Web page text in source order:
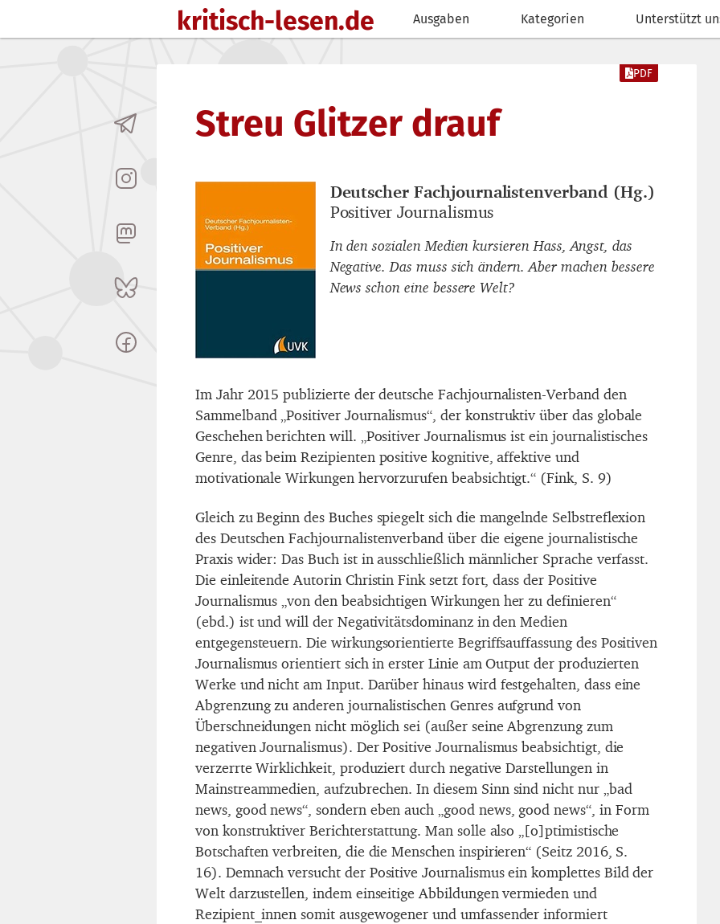
kritisch-lesen.de Ausgaben Kategorien Unterstützt
Streu Glitzer drauf
PDF
Buchautor_innen
Deutscher Fachjournalistenverband (Hg.)
Buchtitel
Positiver Journalismus
In den sozialen Medien kursieren Hass, Angst, das
Negative. Das muss sich ändern. Aber machen bessere
News schon eine bessere Welt?
Im Jahr 2015 publizierte der deutsche Fachjournalisten-Verband den
Sammelband „Positiver Journalismus“, der konstruktiv über das globale
Geschehen berichten will. „Positiver Journalismus ist ein journalistisches
Genre, das beim Rezipienten positive kognitive, affektive und
motivationale Wirkungen hervorzurufen beabsichtigt.“ (Fink, S. 9)
Gleich zu Beginn des Buches spiegelt sich die mangelnde Selbstreflexion
des Deutschen Fachjournalistenverband über die eigene journalistische
Praxis wider: Das Buch ist in ausschließlich männlicher Sprache verfasst.
Die einleitende Autorin Christin Fink setzt fort, dass der Positive
Journalismus „von den beabsichtigen Wirkungen her zu definieren“
(ebd.) ist und will der Negativitätsdominanz in den Medien
entgegensteuern. Die wirkungsorientierte Begriffsauffassung des Positiven
Journalismus orientiert sich in erster Linie am Output der produzierten
Werke und nicht am Input. Darüber hinaus wird festgehalten, dass eine
Abgrenzung zu anderen journalistischen Genres aufgrund von
Überschneidungen nicht möglich sei (außer seine Abgrenzung zum
negativen Journalismus). Der Positive Journalismus beabsichtigt, die
verzerrte Wirklichkeit, produziert durch negative Darstellungen in
Mainstreammedien, aufzubrechen. In diesem Sinn sind nicht nur „bad
news, good news“, sondern eben auch „good news, good news“, in Form
von konstruktiver Berichterstattung. Man solle also „[o]ptimistische
Botschaften verbreiten, die die Menschen inspirieren“ (Seitz 2016, S.
16). Demnach versucht der Positive Journalismus ein komplettes Bild der
Welt darzustellen, indem einseitige Abbildungen vermieden und
Rezipient_innen somit ausgewogener und umfassender informiert